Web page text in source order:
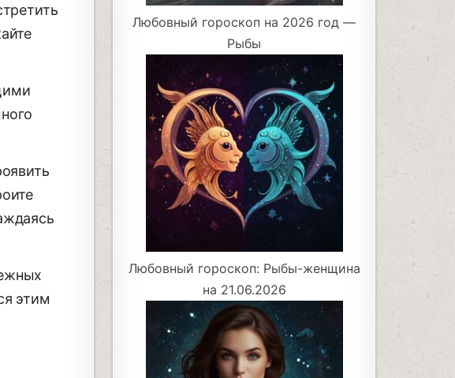
этим
Любовный гороскоп на 2026 год —
Рыбы
Любовный гороскоп: Рыбы-женщина
на 21.06.2026